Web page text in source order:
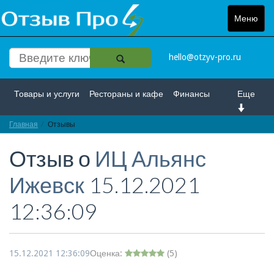
Меню
Toggle
hello@otzyv-pro.ru
Еще
Товары и услуги Рестораны и кафе Финансы
Красота и здоровье
Интернет Путешествие и отдых Транспорт
Недвижимость Работа Гос. учреждения
Личности Логистика
Главная Отзывы
Отзыв о ИЦ Альянс
Ижевск 15.12.2021
12:36:09
15.12.2021 12:36:09Оценка: (5)